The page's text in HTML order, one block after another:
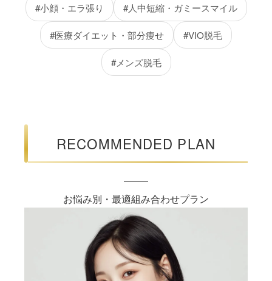
#小顔・エラ張り #人中短縮・ガミースマイル
#医療ダイエット・部分痩せ #VIO脱毛
#メンズ脱毛
RECOMMENDED PLAN
お悩み別・最適組み合わせプラン